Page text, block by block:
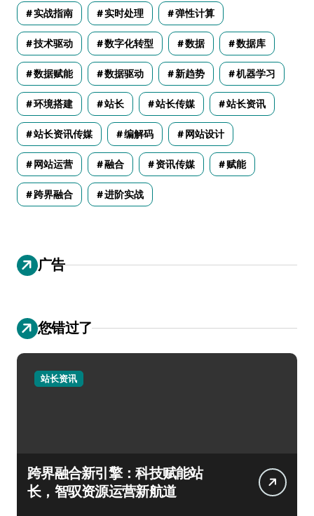
实战指南 实时处理 弹性计算
技术驱动 数字化转型 数据 数据库
数据赋能 数据驱动 新趋势 机器学习
环境搭建 站长 站长传媒 站长资讯
站长资讯传媒 编解码 网站设计
网站运营 融合 资讯传媒 赋能
跨界融合 进阶实战
广告
您错过了
站长资讯
跨界融合新引擎：科技赋能站
长，智驭资源运营新航道